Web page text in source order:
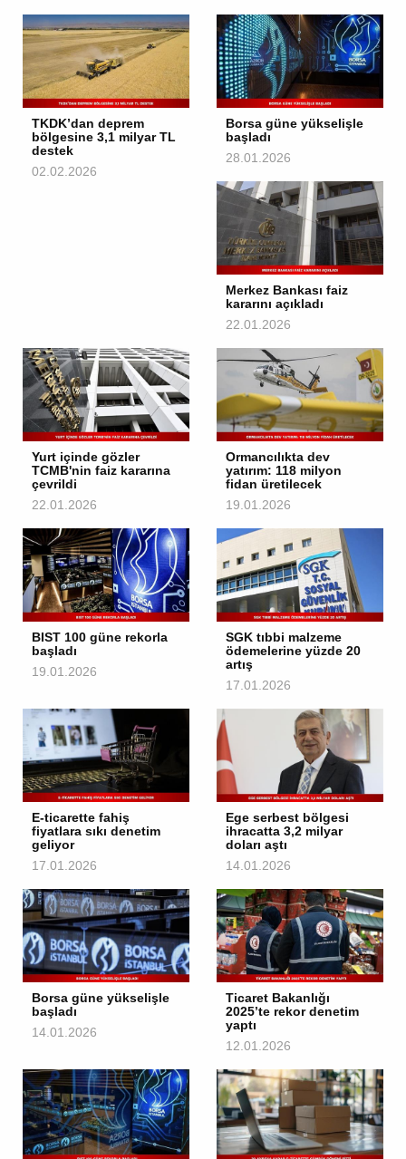
TKDK’dan deprem
bölgesine 3,1 milyar TL
destek
02.02.2026
Borsa güne yükselişle
başladı
28.01.2026
Merkez Bankası faiz
kararını açıkladı
22.01.2026
Yurt içinde gözler
TCMB'nin faiz kararına
çevrildi
22.01.2026
Ormancılıkta dev
yatırım: 118 milyon
fidan üretilecek
19.01.2026
BIST 100 güne rekorla
başladı
19.01.2026
SGK tıbbi malzeme
ödemelerine yüzde 20
artış
17.01.2026
E-ticarette fahiş
fiyatlara sıkı denetim
geliyor
17.01.2026
Ege serbest bölgesi
ihracatta 3,2 milyar
doları aştı
14.01.2026
Borsa güne yükselişle
başladı
14.01.2026
Ticaret Bakanlığı
2025’te rekor denetim
yaptı
12.01.2026